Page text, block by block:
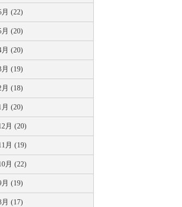
月 (22)
月 (20)
月 (20)
月 (19)
月 (18)
月 (20)
月 (20)
月 (19)
月 (22)
月 (19)
月 (17)